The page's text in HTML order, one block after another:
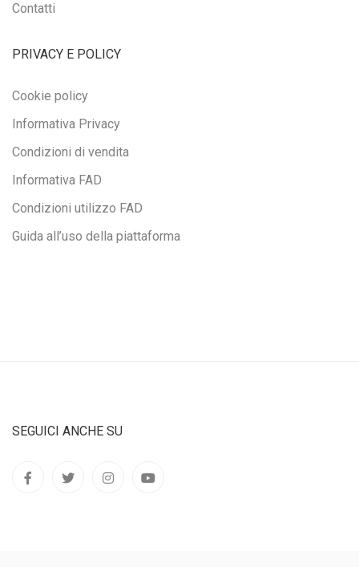
Contatti
PRIVACY E POLICY
Cookie policy
Informativa Privacy
Condizioni di vendita
Informativa FAD
Condizioni utilizzo FAD
Guida all’uso della piattaforma
SEGUICI ANCHE SU